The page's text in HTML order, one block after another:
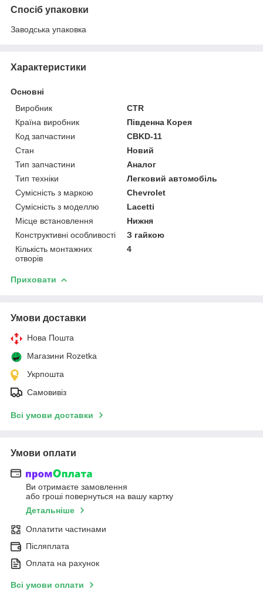
Спосіб упаковки
Заводська упаковка
Характеристики
Основні
Виробник
CTR
Країна виробник
Південна Корея
Код запчастини
CBKD-11
Стан
Новий
Тип запчастини
Аналог
Тип техніки
Легковий автомобіль
Сумісність з маркою
Chevrolet
Сумісність з моделлю
Lacetti
Місце встановлення
Нижня
Конструктивні особливості
З гайкою
Кількість монтажних
отворів
4
Приховати
Умови доставки
Нова Пошта
Магазини Rozetka
Укрпошта
Самовивіз
Всі умови доставки
Умови оплати
Ви отримаєте замовлення
або гроші повернуться на вашу картку
Детальніше
Оплатити частинами
Післяплата
Оплата на рахунок
Всі умови оплати